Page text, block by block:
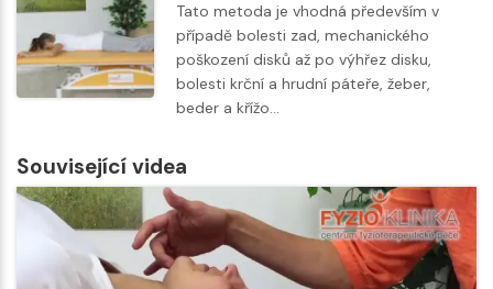
Tato metoda je vhodná především v
případě bolesti zad, mechanického
poškození disků až po výhřez disku,
bolesti krční a hrudní páteře, žeber,
beder a křížo…
Související videa